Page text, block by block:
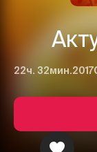
22ч. 32мин.2017